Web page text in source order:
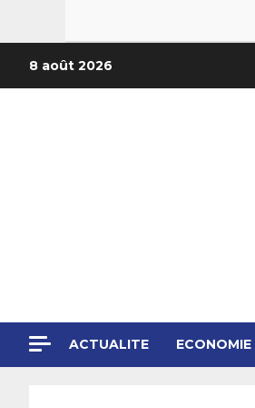
8 août 2026
ACTUALITE ECONOMIE